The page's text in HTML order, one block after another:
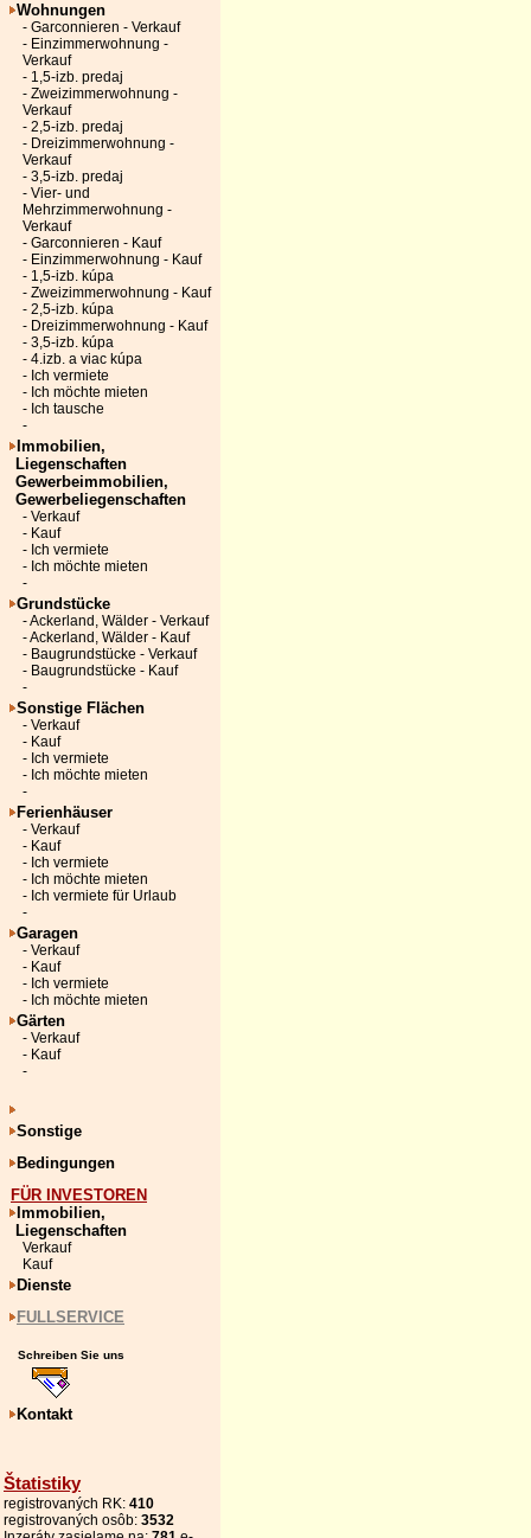
Wohnungen
- Garconnieren - Verkauf
- Einzimmerwohnung -
Verkauf
- 1,5-izb. predaj
- Zweizimmerwohnung -
Verkauf
- 2,5-izb. predaj
- Dreizimmerwohnung -
Verkauf
- 3,5-izb. predaj
- Vier- und
Mehrzimmerwohnung -
Verkauf
- Garconnieren - Kauf
- Einzimmerwohnung - Kauf
- 1,5-izb. kúpa
- Zweizimmerwohnung - Kauf
- 2,5-izb. kúpa
- Dreizimmerwohnung - Kauf
- 3,5-izb. kúpa
- 4.izb. a viac kúpa
- Ich vermiete
- Ich möchte mieten
- Ich tausche
-
Immobilien,
Liegenschaften
Gewerbeimmobilien,
Gewerbeliegenschaften
- Verkauf
- Kauf
- Ich vermiete
- Ich möchte mieten
-
Grundstücke
- Ackerland, Wälder - Verkauf
- Ackerland, Wälder - Kauf
- Baugrundstücke - Verkauf
- Baugrundstücke - Kauf
-
Sonstige Flächen
- Verkauf
- Kauf
- Ich vermiete
- Ich möchte mieten
-
Ferienhäuser
- Verkauf
- Kauf
- Ich vermiete
- Ich möchte mieten
- Ich vermiete für Urlaub
-
Garagen
- Verkauf
- Kauf
- Ich vermiete
- Ich möchte mieten
Gärten
- Verkauf
- Kauf
-
Sonstige
Bedingungen
FÜR INVESTOREN
Immobilien,
Liegenschaften
Verkauf
Kauf
Dienste
FULLSERVICE
Schreiben Sie uns
Kontakt
Štatistiky
registrovaných RK: 410
registrovaných osôb: 3532